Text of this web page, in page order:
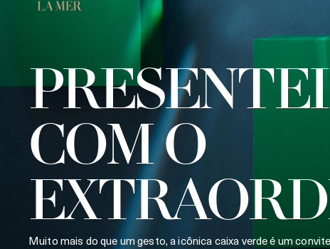
COM O
Muito mais do que um gesto, a icônica caixa verde é um